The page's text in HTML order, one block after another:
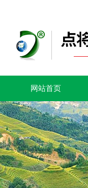
网站首页